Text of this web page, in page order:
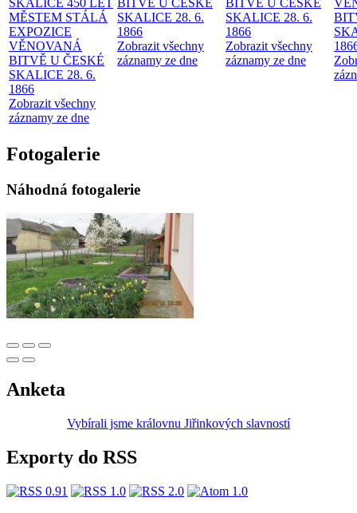
MĚSTEM STÁLÁ
EXPOZICE
VĚNOVANÁ
BITVĚ U ČESKÉ
SKALICE 28. 6.
1866
Zobrazit všechny
záznamy ze dne
SKALICE 28. 6.
1866
Zobrazit všechny
záznamy ze dne
SKALICE 28. 6.
1866
Zobrazit všechny
záznamy ze dne
Fotogalerie
Náhodná fotogalerie
Anketa
Vybírali jsme královnu Jiřinkových slavností
Exporty do RSS